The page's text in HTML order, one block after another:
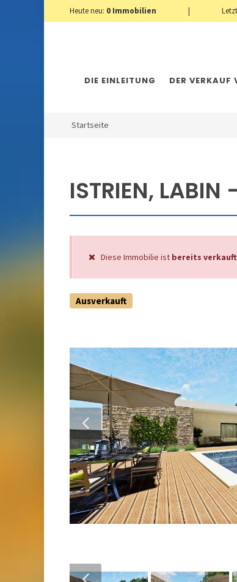
Heute neu: 0 Immobilien |
DIE EINLEITUNG DER VERKAUF
Startseite
ISTRIEN,
Diese Immobilie ist bereits verkauft
Ausverkauft